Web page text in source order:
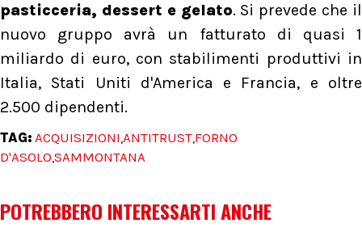
pasticceria, dessert e gelato. Si prevede che il
nuovo gruppo avrà un fatturato di quasi 1
miliardo di euro, con stabilimenti produttivi in
Italia, Stati Uniti d'America e Francia, e oltre
2.500 dipendenti.
TAG: ACQUISIZIONI,ANTITRUST,FORNO
D'ASOLO,SAMMONTANA
POTREBBERO INTERESSARTI ANCHE